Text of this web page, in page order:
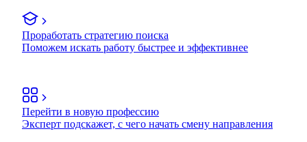
Проработать стратегию поиска
Поможем искать работу быстрее и эффективнее
Перейти в новую профессию
Эксперт подскажет, с чего начать смену направления